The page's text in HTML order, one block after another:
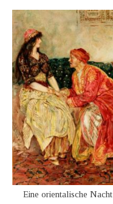
Eine orientalische Nacht